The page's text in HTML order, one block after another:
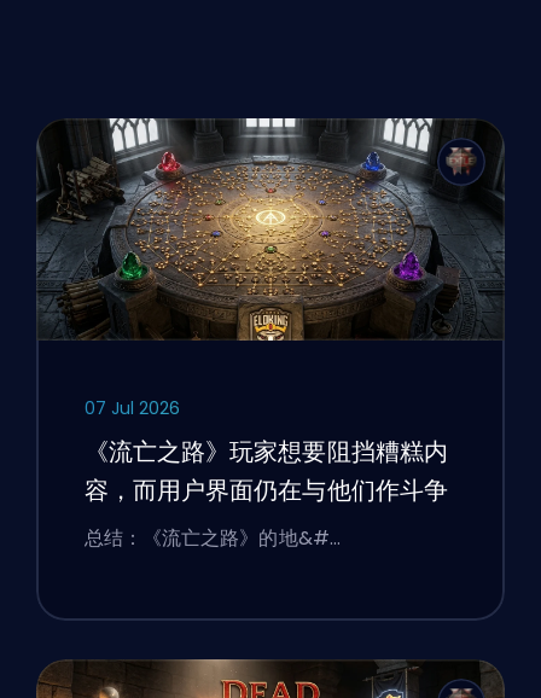
07 Jul 2026
《流亡之路》玩家想要阻挡糟糕内
容，而用户界面仍在与他们作斗争
总结：《流亡之路》的地&#…